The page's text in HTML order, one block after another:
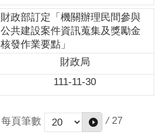
財政部訂定「機關辦理民間參與
公共建設案件資訊蒐集及獎勵金
核發作業要點」
財政局
111-11-30
每頁筆數 / 27